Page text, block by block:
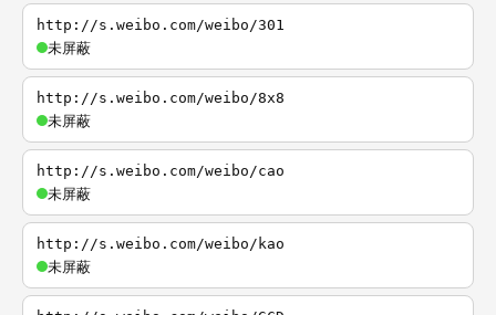
http://s.weibo.com/weibo/301
未屏蔽
http://s.weibo.com/weibo/8x8
未屏蔽
http://s.weibo.com/weibo/cao
未屏蔽
http://s.weibo.com/weibo/kao
未屏蔽